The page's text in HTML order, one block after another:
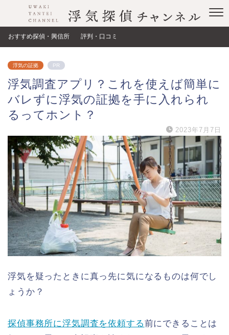
おすすめ探偵・興信所 評判・口コミ
浮気の証拠 PR
浮気調査アプリ？これを使えば簡単に
バレずに浮気の証拠を手に入れられ
るってホント？
2023年7月7日
浮気を疑ったときに真っ先に気になるものは何でし
ょうか？
探偵事務所に浮気調査を依頼する前にできることは